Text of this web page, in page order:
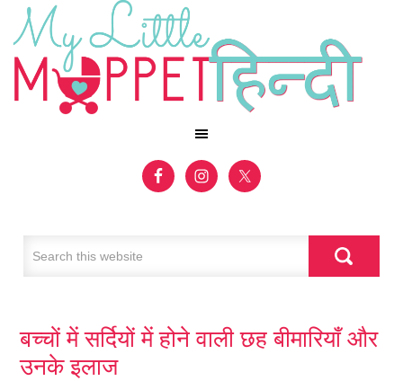
बच्चों में सर्दियों में होने वाली छह बीमारियाँ और
उनके इलाज